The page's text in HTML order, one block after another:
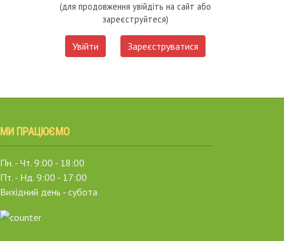
(для продовження увійдіть на сайт або
зареєструйтеся)
Увійти Зареєструватися
МИ ПРАЦЮЄМО
Пн. - Чт. 9:00 - 18:00
Пт. - Нд. 9:00 - 17:00
Вихідний день - субота